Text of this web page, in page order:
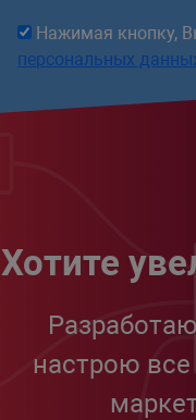
Нажимая кнопку,
персональных
Хотите
настрою все